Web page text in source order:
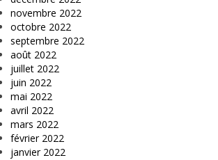
novembre 2022
octobre 2022
septembre 2022
août 2022
juillet 2022
juin 2022
mai 2022
avril 2022
mars 2022
février 2022
janvier 2022